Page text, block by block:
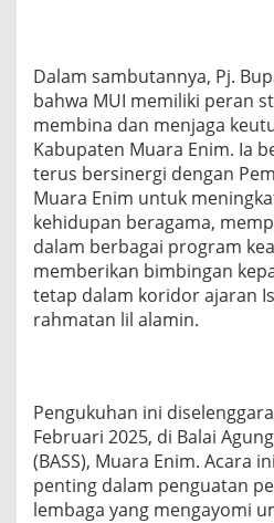
Dalam sambutannya, Pj.
bahwa MUI memiliki peran
membina dan menjaga
Kabupaten Muara Enim. Ia
terus bersinergi dengan
Muara Enim untuk
kehidupan beragama,
dalam berbagai program
memberikan bimbingan
tetap dalam koridor ajaran
rahmatan lil alamin.
Pengukuhan ini
Februari 2025, di Balai
(BASS), Muara Enim. Acara
penting dalam penguatan
lembaga yang mengayomi